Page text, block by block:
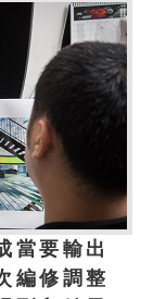
當要輸出
編修調整